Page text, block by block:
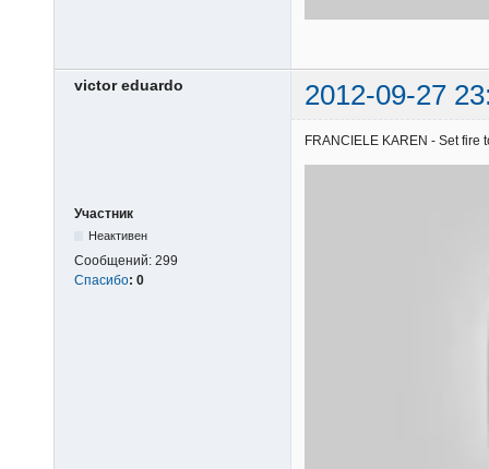
victor eduardo 2012-09-27
Участник
Неактивен
Сообщений: 299
Спасибо: 0
FRANCIELE KAREN - Set fire